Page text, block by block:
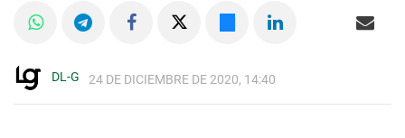
DL-G 24 DE DICIEMBRE DE 2020, 14:40